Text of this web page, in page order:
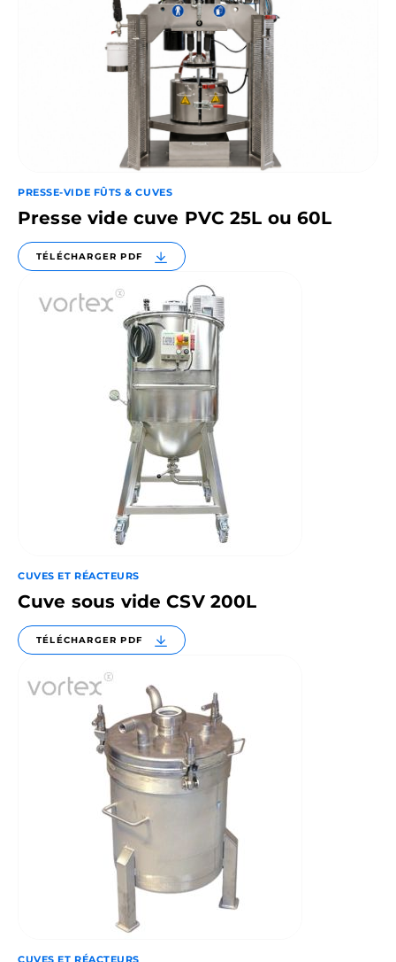
PRESSE-VIDE FÛTS & CUVES
Presse vide cuve PVC 25L ou 60L
TÉLÉCHARGER PDF
CUVES ET RÉACTEURS
Cuve sous vide CSV 200L
TÉLÉCHARGER PDF